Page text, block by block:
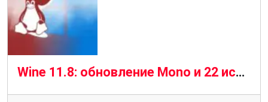
Wine 11.8: обновление Mono и 22 исправления ошибок для Linux